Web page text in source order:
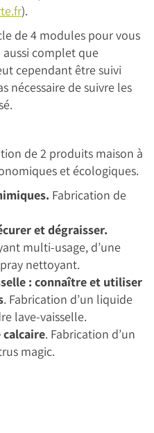
).
de 4 modules pour vous
complet que
cependant être suivi
nécessaire de suivre les
de 2 produits maison à
et écologiques.
Fabrication de
et dégraisser.
multi-usage, d’une
nettoyant.
: connaître et utiliser
. Fabrication d’un liquide
lave-vaisselle.
calcaire. Fabrication d’un
magic.